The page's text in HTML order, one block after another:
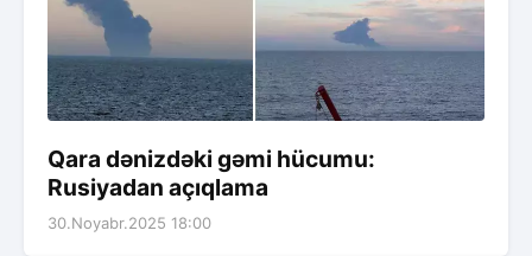
Qara dənizdəki gəmi hücumu:
Rusiyadan açıqlama
30.Noyabr.2025 18:00